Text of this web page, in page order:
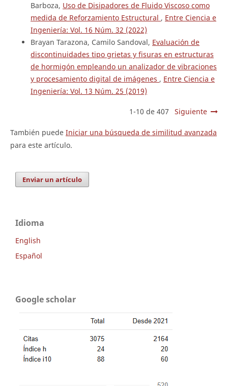
Barboza, Uso de Disipadores de Fluido Viscoso como
medida de Reforzamiento Estructural , Entre Ciencia e
Ingeniería: Vol. 16 Núm. 32 (2022)
Brayan Tarazona, Camilo Sandoval, Evaluación de
discontinuidades tipo grietas y fisuras en estructuras
de hormigón empleando un analizador de vibraciones
y procesamiento digital de imágenes , Entre Ciencia e
Ingeniería: Vol. 13 Núm. 25 (2019)
1-10 de 407 Siguiente
También puede Iniciar una búsqueda de similitud avanzada
para este artículo.
Enviar un artículo
Idioma
English
Español
Google scholar